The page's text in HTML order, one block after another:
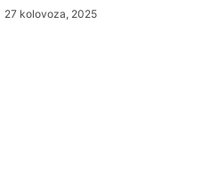
27 kolovoza, 2025